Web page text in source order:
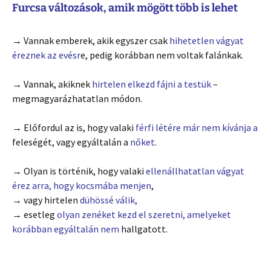
Furcsa változások, amik mögött több is lehet
→ Vannak emberek, akik egyszer csak hihetetlen vágyat
éreznek az evésre, pedig korábban nem voltak falánkak.
→ Vannak, akiknek hirtelen elkezd fájni a testük–
megmagyarázhatatlan módon.
→ Előfordul az is, hogy valaki férfi létére már nem kívánja a
feleségét, vagy egyáltalán a nőket.
→ Olyan is történik, hogy valaki ellenállhatatlan vágyat
érez arra, hogy kocsmába menjen,
→ vagy hirtelen dühössé válik,
→ esetleg olyan zenéket kezd el szeretni, amelyeket
korábban egyáltalán nem hallgatott.